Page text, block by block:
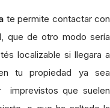
te permite contactar con
que de otro modo sería
localizable si llegara a
tu propiedad ya sea
imprevistos que suelen